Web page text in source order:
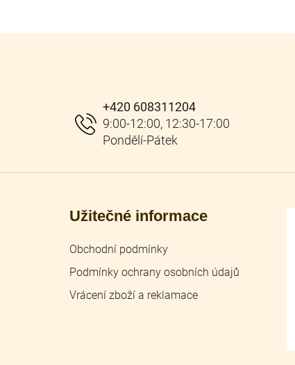
+420 608311204
Užitečné informace
Obchodní podmínky
Podmínky ochrany osobních údajů
Vrácení zboží a reklamace